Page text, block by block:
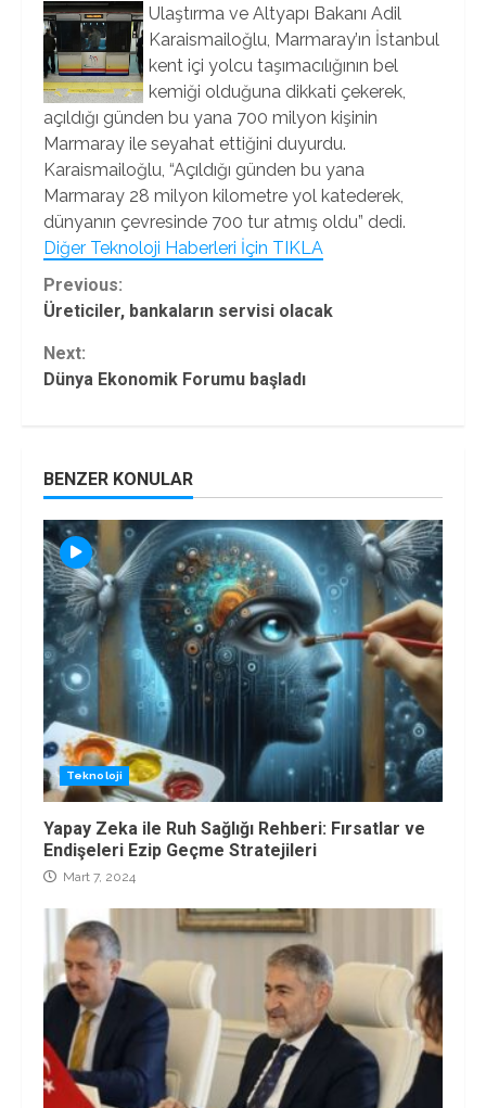
Ulaştırma ve Altyapı Bakanı Adil
Karaismailoğlu, Marmaray’ın İstanbul
kent içi yolcu taşımacılığının bel
kemiği olduğuna dikkati çekerek,
açıldığı günden bu yana 700 milyon kişinin
Marmaray ile seyahat ettiğini duyurdu.
Karaismailoğlu, “Açıldığı günden bu yana
Marmaray 28 milyon kilometre yol katederek,
dünyanın çevresinde 700 tur atmış oldu” dedi.
Diğer Teknoloji Haberleri İçin TIKLA
Continue
Previous:
Üreticiler, bankaların servisi olacak
Next:
Dünya Ekonomik Forumu başladı
BENZER KONULAR
Teknoloji
Yapay Zeka ile Ruh Sağlığı Rehberi: Fırsatlar ve
Endişeleri Ezip Geçme Stratejileri
Mart 7, 2024